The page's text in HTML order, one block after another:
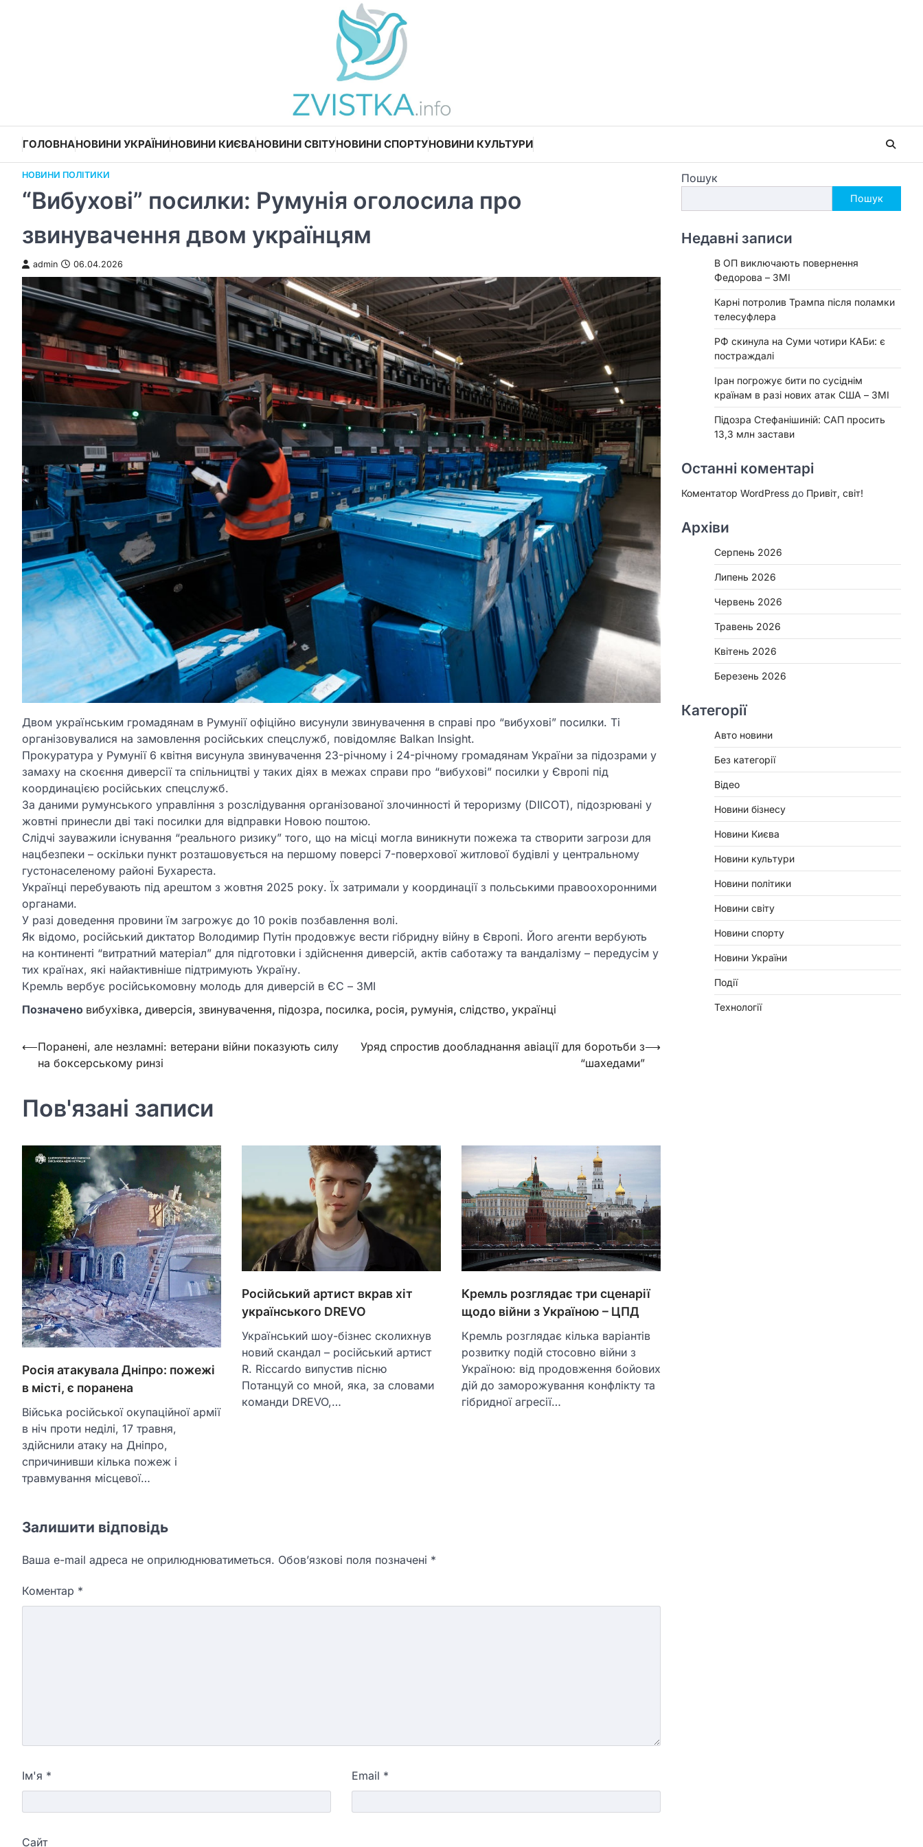
ГОЛОВНАНОВИНИ УКРАЇНИНОВИНИ КИЄВАНОВИНИ СВІТУНОВИНИ СПОРТУНОВИНИ КУЛЬТУРИ
НОВИНИ ПОЛІТИКИ
“Вибухові” посилки: Румунія оголосила про
звинувачення двом українцям
admin 06.04.2026
Двом українським громадянам в Румунії офіційно висунули звинувачення в справі про “вибухові” посилки. Ті
організовувалися на замовлення російських спецслужб, повідомляє Balkan Insight.
Прокуратура у Румунії 6 квітня висунула звинувачення 23-річному і 24-річному громадянам України за підозрами у
замаху на скоєння диверсії та спільництві у таких діях в межах справи про “вибухові” посилки у Європі під
координацією російських спецслужб.
За даними румунського управління з розслідування організованої злочинності й тероризму (DIICOT), підозрювані у
жовтні принесли дві такі посилки для відправки Новою поштою.
Слідчі зауважили існування “реального ризику” того, що на місці могла виникнути пожежа та створити загрози для
нацбезпеки – оскільки пункт розташовується на першому поверсі 7-поверхової житлової будівлі у центральному
густонаселеному районі Бухареста.
Українці перебувають під арештом з жовтня 2025 року. Їх затримали у координації з польськими правоохоронними
органами.
У разі доведення провини їм загрожує до 10 років позбавлення волі.
Як відомо, російський диктатор Володимир Путін продовжує вести гібридну війну в Європі. Його агенти вербують
на континенті “витратний матеріал” для підготовки і здійснення диверсій, актів саботажу та вандалізму – передусім у
тих країнах, які найактивніше підтримують Україну.
Кремль вербує російськомовну молодь для диверсій в ЄС – ЗМІ
Позначено вибухівка, диверсія, звинувачення, підозра, посилка, росія, румунія, слідство, українці
Навігація
записів
⟵Поранені, але незламні: ветерани війни показують силу
на боксерському ринзі
Уряд спростив дообладнання авіації для боротьби з
“шахедами”
⟶
Пов'язані записи
Росія атакувала Дніпро: пожежі
в місті, є поранена
Війська російської окупаційної армії
в ніч проти неділі, 17 травня,
здійснили атаку на Дніпро,
спричинивши кілька пожеж і
травмування місцевої…
Російський артист вкрав хіт
українського DREVO
Український шоу-бізнес сколихнув
новий скандал – російський артист
R. Riccardo випустив пісню
Потанцуй со мной, яка, за словами
команди DREVO,…
Кремль розглядає три сценарії
щодо війни з Україною – ЦПД
Кремль розглядає кілька варіантів
розвитку подій стосовно війни з
Україною: від продовження бойових
дій до заморожування конфлікту та
гібридної агресії…
Залишити відповідь
Ваша e-mail адреса не оприлюднюватиметься. Обов’язкові поля позначені *
Коментар *
Ім'я * Email *
Сайт
Пошук
Пошук
Недавні записи
В ОП виключають повернення
Федорова – ЗМІ
Карні потролив Трампа після поламки
телесуфлера
РФ скинула на Суми чотири КАБи: є
постраждалі
Іран погрожує бити по сусіднім
країнам в разі нових атак США – ЗМІ
Підозра Стефанішиній: САП просить
13,3 млн застави
Останні коментарі
Коментатор WordPress до Привіт, світ!
Архіви
Серпень 2026
Липень 2026
Червень 2026
Травень 2026
Квітень 2026
Березень 2026
Категорії
Авто новини
Без категорії
Відео
Новини бізнесу
Новини Києва
Новини культури
Новини політики
Новини світу
Новини спорту
Новини України
Події
Технології